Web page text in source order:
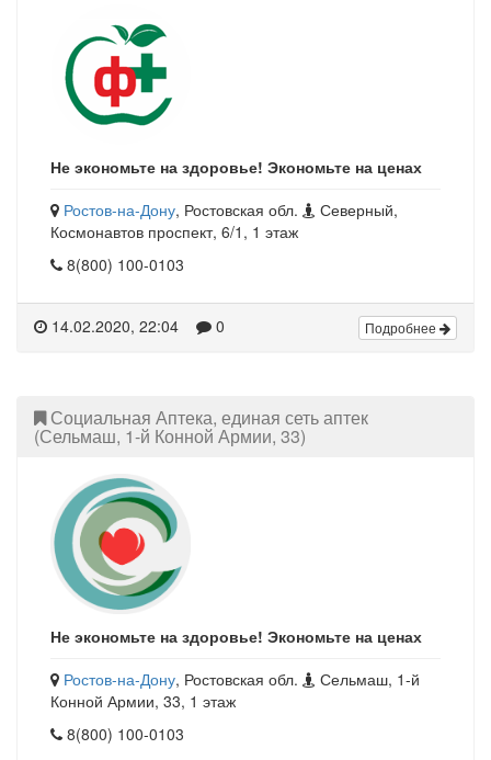
Не экономьте на здоровье! Экономьте на ценах
Ростов-на-Дону, Ростовская обл.
Северный,
Космонавтов проспект, 6/1, 1 этаж
8(800) 100-0103
14.02.2020, 22:04 0 Подробнее
Социальная Аптека, единая сеть аптек
(Сельмаш, 1-й Конной Армии, 33)
Не экономьте на здоровье! Экономьте на ценах
Ростов-на-Дону, Ростовская обл.
Сельмаш, 1-й
Конной Армии, 33, 1 этаж
8(800) 100-0103